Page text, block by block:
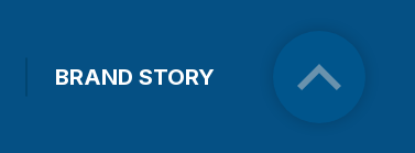
BRAND STORY